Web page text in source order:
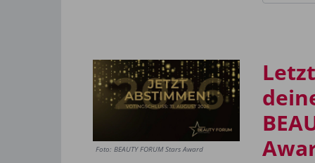
Foto: BEAUTY FORUM Stars Award